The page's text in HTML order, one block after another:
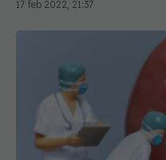
17 feb 2022, 21:37